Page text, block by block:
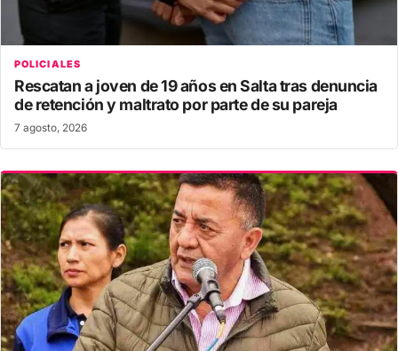
POLICIALES
Rescatan a joven de 19 años en Salta tras denuncia
de retención y maltrato por parte de su pareja
7 agosto, 2026